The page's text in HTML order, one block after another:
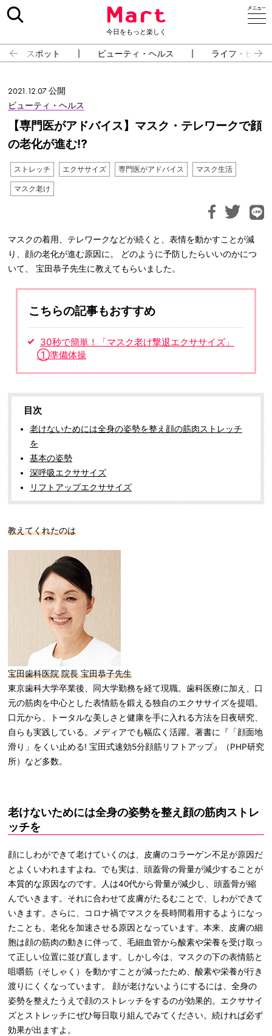
今日をもっと楽しく
スポット ビューティ・ヘルス ライフ・ピー
2021.12.07 公開
ビューティ・ヘルス
【専門医がアドバイス】マスク・テレワークで顔
の老化が進む⁉
ストレッチ エクササイズ 専門医がアドバイス マスク生活
マスク老け
マスクの着用、テレワークなどが続くと、表情を動かすことが減
り、顔の老化が進む原因に。 どのように予防したらいいのかにつ
いて、 宝田恭子先生に教えてもらいました。
こちらの記事もおすすめ
30秒で簡単！「マスク老け撃退エクササイズ」
①準備体操
目次
老けないためには全身の姿勢を整え顔の筋肉ストレッチ
を
基本の姿勢
深呼吸エクササイズ
リフトアップエクササイズ
教えてくれたのは
宝田歯科医院 院長 宝田恭子先生
東京歯科大学卒業後、同大学勤務を経て現職。歯科医療に加え、口
元の筋肉を中心とした表情筋を鍛える独自のエクササイズを提唱。
口元から、トータルな美しさと健康を手に入れる方法を日夜研究、
自らも実践している。メディアでも幅広く活躍。著書に『「顔面地
滑り」をくい止める! 宝田式速効5分顔筋リフトアップ』（PHP研究
所）など多数。
老けないためには全身の姿勢を整え顔の筋肉ストレ
ッチを
顔にしわができて老けていくのは、皮膚のコラーゲン不足が原因だ
とよくいわれますよね。でも実は、頭蓋骨の骨量が減少することが
本質的な原因なのです。人は40代から骨量が減少し、頭蓋骨が縮
んでいきます。それに合わせて皮膚がたるむことで、しわができて
いきます。さらに、コロナ禍でマスクを長時間着用するようになっ
たことも、老化を加速させる原因となっています。本来、皮膚の細
胞は顔の筋肉の動きに伴って、毛細血管から酸素や栄養を受け取っ
て正しい位置に並び直します。しかし今は、マスクの下の表情筋と
咀嚼筋（そしゃく）を動かすことが減ったため、酸素や栄養が行き
渡りにくくなっています。 顔が老けないようにするには、全身の
姿勢を整えたうえで顔のストレッチをするのが効果的。エクササイ
ズとストレッチにぜひ毎日取り組んでみてください。続ければ必ず
効果が出ますよ。